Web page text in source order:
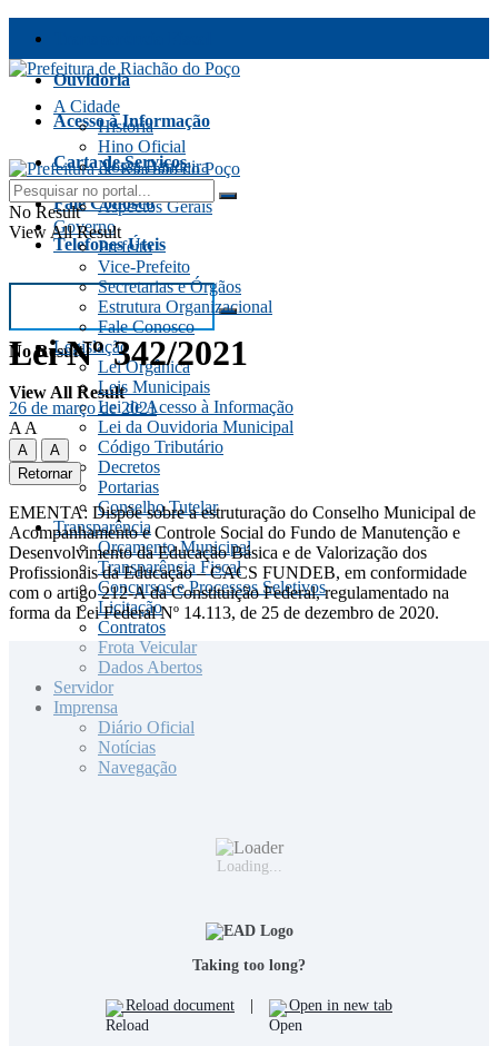
Ouvidoria
Acesso à Informação
Carta de Serviços
Fale Conosco
Telefones Úteis
No Result
View All Result
A Cidade
História
Hino Oficial
Nossa Bandeira
Festas e Eventos
Aspectos Gerais
Governo
Prefeito
Vice-Prefeito
Secretarias e Órgãos
Estrutura Organizacional
Fale Conosco
Legislação
Lei Orgânica
Leis Municipais
Lei de Acesso à Informação
Lei da Ouvidoria Municipal
Código Tributário
Decretos
Portarias
Conselho Tutelar
Transparência
Orçamento Municipal
Transparência Fiscal
Concursos e Processos Seletivos
Licitação
Contratos
Frota Veicular
Dados Abertos
Servidor
Imprensa
Diário Oficial
Notícias
Navegação
No Result
View All Result
Lei Nº 342/2021
26 de março de 2021
A A
A
A
Retornar
EMENTA: Dispõe sobre a estruturação do Conselho Municipal de
Acompanhamento e Controle Social do Fundo de Manutenção e
Desenvolvimento da Educação Básica e de Valorização dos
Profissionais da Educação – CACS FUNDEB, em conformidade
com o artigo 212-A da Constituição Federal, regulamentado na
forma da Lei Federal Nº 14.113, de 25 de dezembro de 2020.
Loading...
Taking too long?
Reload document | Open in new tab